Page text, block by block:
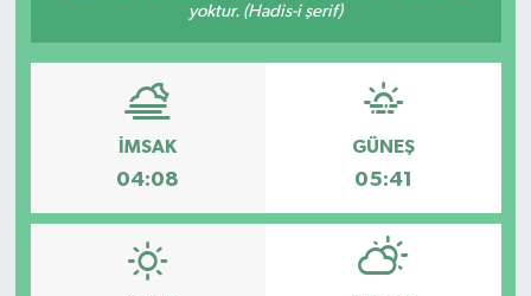
yoktur. (Hadis-i şerif)
İMSAK
04:08
GÜNEŞ
05:41